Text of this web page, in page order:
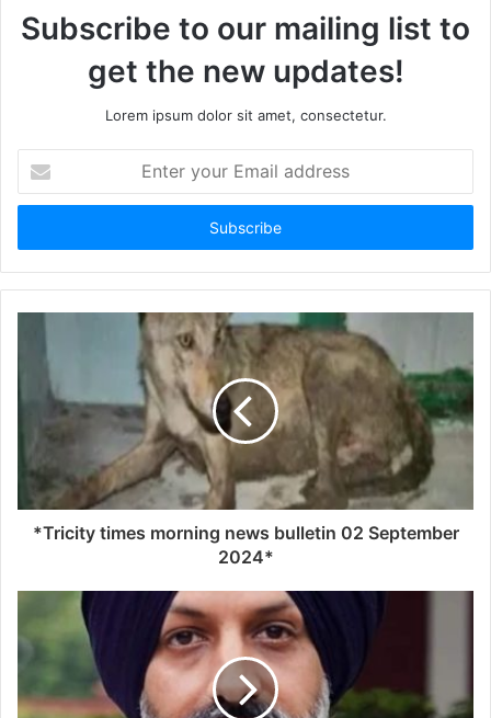
Subscribe to our mailing list to
get the new updates!
Lorem ipsum dolor sit amet, consectetur.
your
Email
*Tricity times morning news bulletin 02 September
2024*